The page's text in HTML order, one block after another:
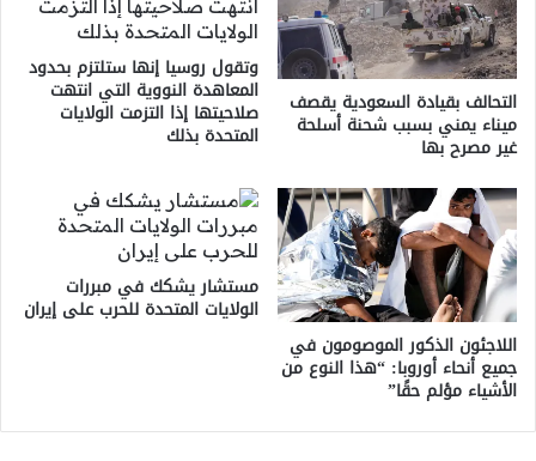
التحالف بقيادة السعودية يقصف
ميناء يمني بسبب شحنة أسلحة
غير مصرح بها
وتقول روسيا إنها ستلتزم بحدود
المعاهدة النووية التي انتهت
صلاحيتها إذا التزمت الولايات
المتحدة بذلك
اللاجئون الذكور الموصومون في
جميع أنحاء أوروبا: “هذا النوع من
الأشياء مؤلم حقًا”
مستشار يشكك في مبررات
الولايات المتحدة للحرب على إيران